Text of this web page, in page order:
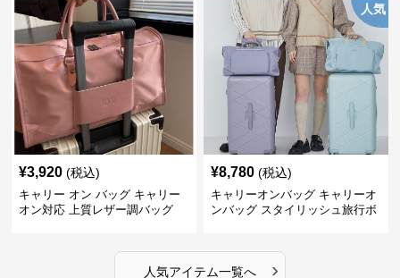
¥3,920 (税込)
キャリー オン バッグ キャリー
オン対応 上質レザー調バッグ
人気
¥8,780 (税込)
キャリーオンバッグ キャリーオ
ンバッグ スタイリッシュ旅行ボ
人気アイテム一覧へ ›